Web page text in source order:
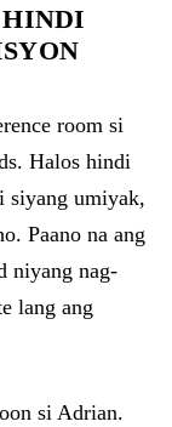
HINDI
room si
Halos hindi
siyang umiyak,
Paano na ang
niyang nag-
lang ang
si Adrian.